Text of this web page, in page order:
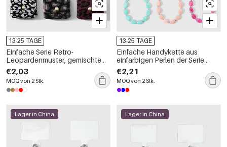
13-25 TAGE
Einfache Serie Retro-
Leopardenmuster, gemischte
Farben, Tiermuster,
Legierungstaschenanhänger
€2,03
MOQ von 2 Stk.
13-25 TAGE
Einfache Handykette aus
einfarbigen Perlen der Serie
Simple, täglich erhältlich
€2,21
MOQ von 2 Stk.
Lager in China Lager in China